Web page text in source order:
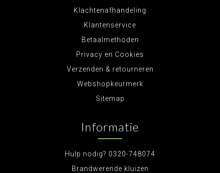
Klachtenafhandeling
Klantenservice
Betaalmethoden
Privacy en Cookies
Verzenden & retourneren
Webshopkeurmerk
Sitemap
Informatie
Hulp nodig? 0320-748074
Brandwerende kluizen